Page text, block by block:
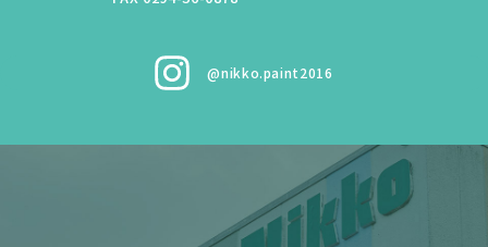
@nikko.paint2016